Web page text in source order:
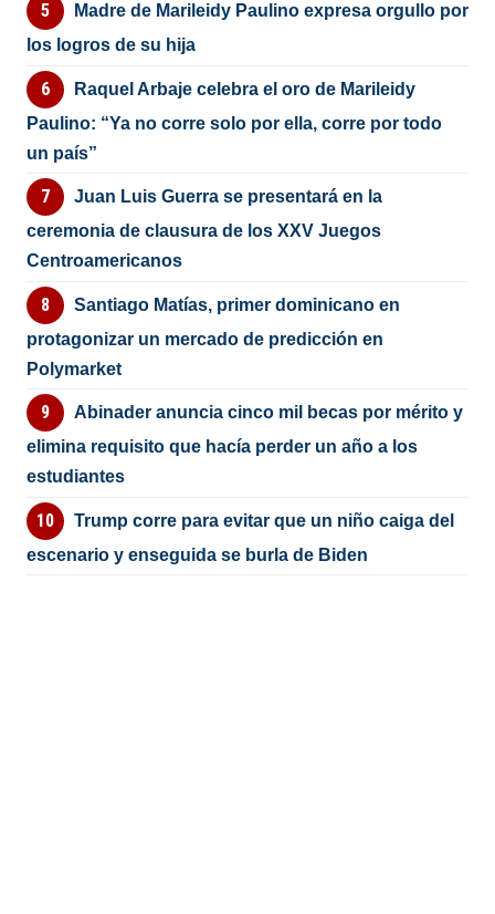
Madre de Marileidy Paulino expresa orgullo por
los logros de su hija
Raquel Arbaje celebra el oro de Marileidy
Paulino: “Ya no corre solo por ella, corre por todo
un país”
Juan Luis Guerra se presentará en la
ceremonia de clausura de los XXV Juegos
Centroamericanos
Santiago Matías, primer dominicano en
protagonizar un mercado de predicción en
Polymarket
Abinader anuncia cinco mil becas por mérito y
elimina requisito que hacía perder un año a los
estudiantes
Trump corre para evitar que un niño caiga del
escenario y enseguida se burla de Biden